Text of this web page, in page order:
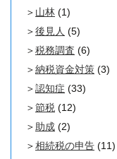
山林 (1)
後見人 (5)
税務調査 (6)
納税資金対策 (3)
認知症 (33)
節税 (12)
助成 (2)
相続税の申告 (11)